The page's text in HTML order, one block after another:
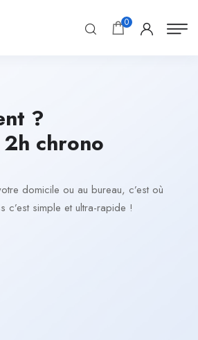
0
?
chrono
domicile ou au bureau, c’est où
c’est simple et ultra-rapide !